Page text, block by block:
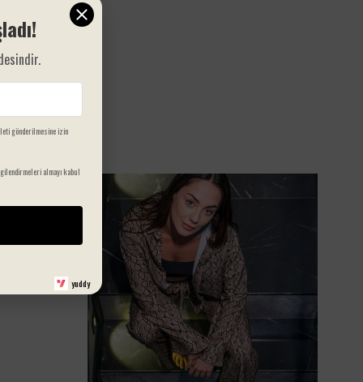
%50
gönderilmesine izin
almayı kabul
yuddy